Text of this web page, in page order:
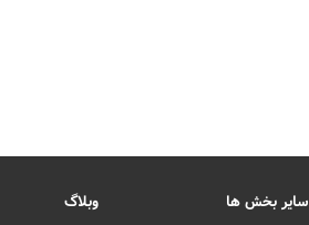
سایر بخش ها وبلاگ